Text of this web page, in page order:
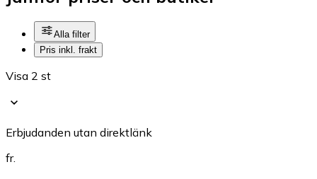
Alla filter
Pris inkl. frakt
Visa 2 st
Erbjudanden utan direktlänk
fr.